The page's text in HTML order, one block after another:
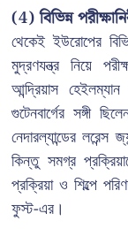
(4) বিভিন্ন
থেকেই ইউরোপের
মুদ্রণযন্ত্র নিয়ে
আন্দ্রিয়াস
গুটেনবার্গের সঙ্গী
নেদারল্যান্ডের লরেন্স
কিন্তু সমগ্র
প্রক্রিয়া ও শিল্পে
ফুস্ট-এর।